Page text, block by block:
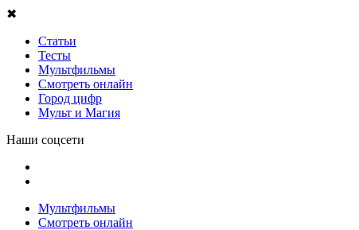
✖
Статьи
Тесты
Мультфильмы
Смотреть онлайн
Город цифр
Мульт и Магия
Наши соцсети
Мультфильмы
Смотреть онлайн